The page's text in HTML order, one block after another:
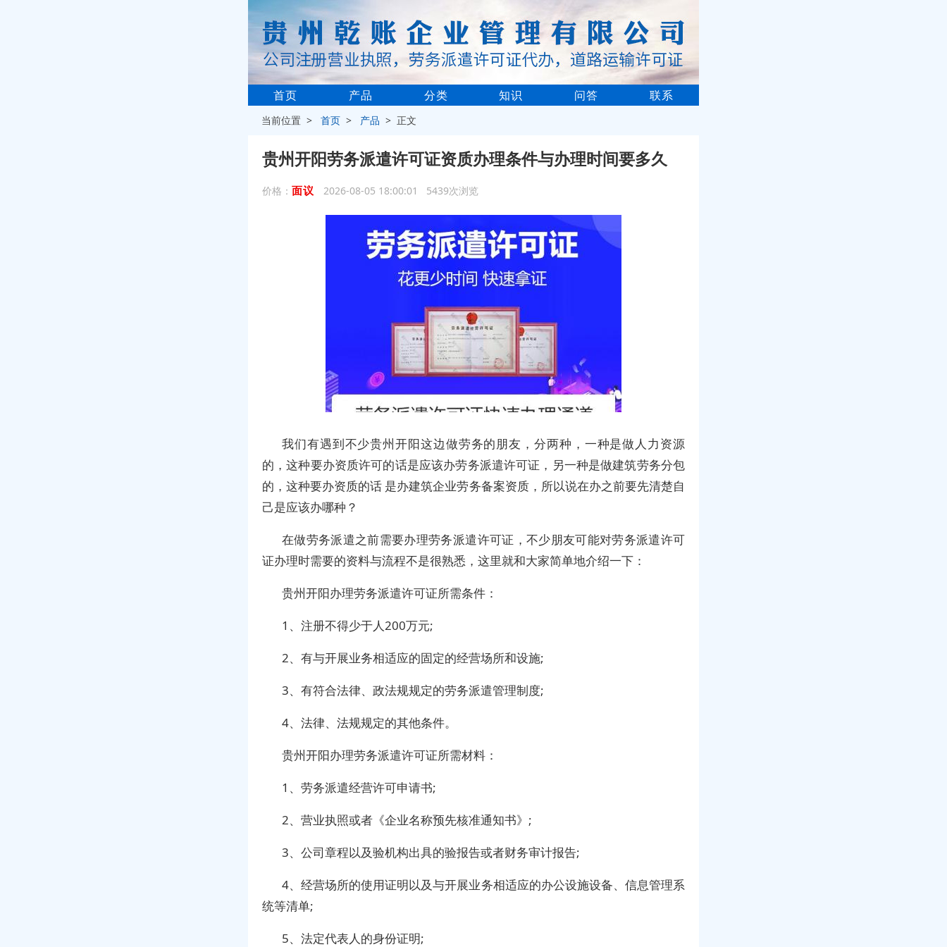
首页 产品 分类 知识 问答 联系
当前位置 >首页 > 产品 > 正文
贵州开阳劳务派遣许可证资质办理条件与办理时间要多久
价格： 面议 2026-08-05 18:00:01 5439次浏览
我们有遇到不少贵州开阳这边做劳务的朋友，分两种，一种是做人力资源
的，这种要办资质许可的话是应该办劳务派遣许可证，另一种是做建筑劳务分包
的，这种要办资质的话 是办建筑企业劳务备案资质，所以说在办之前要先清楚自
己是应该办哪种？
在做劳务派遣之前需要办理劳务派遣许可证，不少朋友可能对劳务派遣许可
证办理时需要的资料与流程不是很熟悉，这里就和大家简单地介绍一下：
贵州开阳办理劳务派遣许可证所需条件：
1、注册不得少于人200万元;
2、有与开展业务相适应的固定的经营场所和设施;
3、有符合法律、政法规规定的劳务派遣管理制度;
4、法律、法规规定的其他条件。
贵州开阳办理劳务派遣许可证所需材料：
1、劳务派遣经营许可申请书;
2、营业执照或者《企业名称预先核准通知书》;
3、公司章程以及验机构出具的验报告或者财务审计报告;
4、经营场所的使用证明以及与开展业务相适应的办公设施设备、信息管理系
统等清单;
5、法定代表人的身份证明;